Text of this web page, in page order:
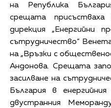
на Република
срещата
дирекция „Енергийни
сътрудничество“
на „Връзки с
Андонова. Срещата
засилване на
България в
двустранния